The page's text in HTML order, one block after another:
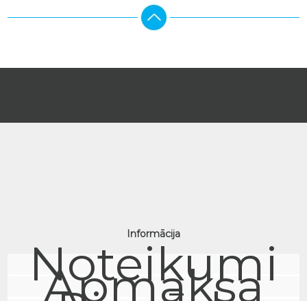
Informācija
Noteikumi
Apmaksa